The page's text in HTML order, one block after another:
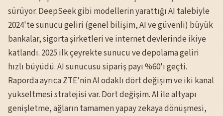
sürüyor. DeepSeek gibi modellerin yarattığı AI talebiyle
2024'te sunucu geliri (genel bilişim, AI ve güvenli) büyük
bankalar, sigorta şirketleri ve internet devlerinde ikiye
katlandı. 2025 ilk çeyrekte sunucu ve depolama geliri
hızlı büyüdü. AI sunucusu sipariş payı %60'ı geçti.
Raporda ayrıca ZTE'nin AI odaklı dört değişim ve iki kanal
yükseltmesi stratejisi var. Dört değişim. AI ile altyapı
genişletme, ağların tamamen yapay zekaya dönüşmesi,